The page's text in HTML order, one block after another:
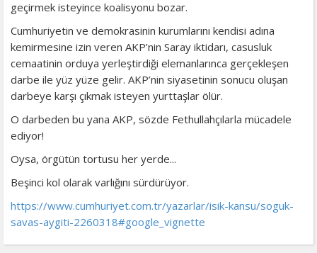
geçirmek isteyince koalisyonu bozar.
Cumhuriyetin ve demokrasinin kurumlarını kendisi adına
kemirmesine izin veren AKP’nin Saray iktidarı, casusluk
cemaatinin orduya yerleştirdiği elemanlarınca gerçekleşen
darbe ile yüz yüze gelir. AKP’nin siyasetinin sonucu oluşan
darbeye karşı çıkmak isteyen yurttaşlar ölür.
O darbeden bu yana AKP, sözde Fethullahçılarla mücadele
ediyor!
Oysa, örgütün tortusu her yerde...
Beşinci kol olarak varlığını sürdürüyor.
https://www.cumhuriyet.com.tr/yazarlar/isik-kansu/soguk-
savas-aygiti-2260318#google_vignette